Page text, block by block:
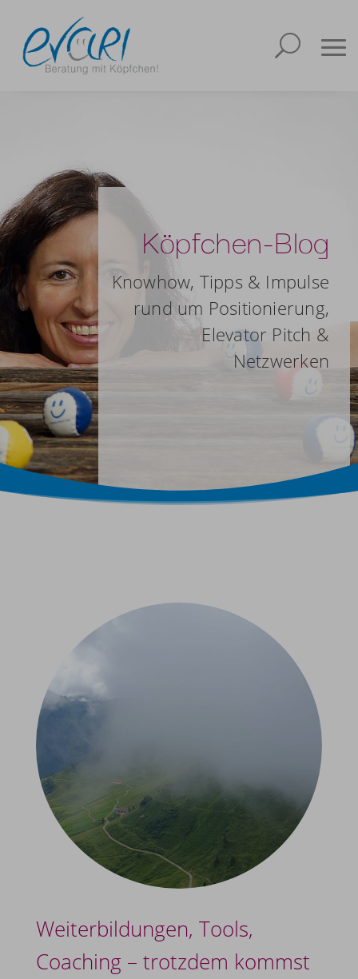
Köpfchen-Blog
Knowhow, Tipps & Impulse
rund um Positionierung,
Elevator Pitch &
Netzwerken
Weiterbildungen, Tools,
Coaching – trotzdem kommst